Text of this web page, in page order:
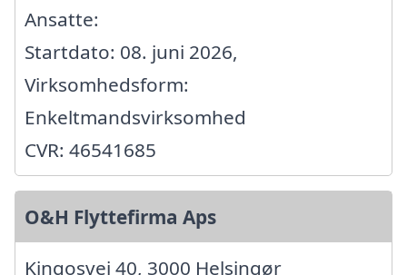
Ansatte:
Startdato: 08. juni 2026,
Virksomhedsform:
Enkeltmandsvirksomhed
CVR: 46541685
O&H Flyttefirma Aps
Kingosvej 40, 3000 Helsingør